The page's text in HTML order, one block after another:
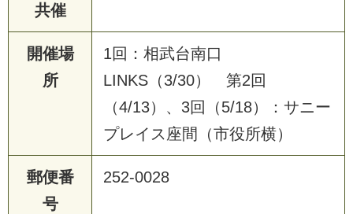
共催
開催場
所
1回：相武台南口
LINKS（3/30） 第2回
（4/13）、3回（5/18）：サニー
プレイス座間（市役所横）
郵便番
号
252-0028